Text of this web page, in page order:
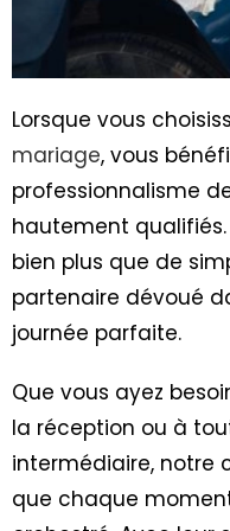
Lorsque vous
mariage, vous
professionnalisme
hautement
bien plus que de
partenaire dévoué
journée parfaite.
Que vous ayez
la réception ou à
intermédiaire, notre
que chaque